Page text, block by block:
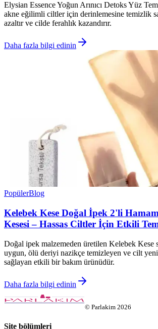
Elysian Essence Yoğun Arınıcı Detoks Yüz
akne eğilimli ciltler için derinlemesine temizlik
azaltır ve cilde ferahlık kazandırır.
Daha fazla bilgi edinin
PopülerBlog
Kelebek Kese Doğal İpek 2'li
Kesesi – Hassas Ciltler İçin Etkili
Doğal ipek malzemeden üretilen Kelebek Kese
uygun, ölü deriyi nazikçe temizleyen ve cilt
sağlayan etkili bir bakım ürünüdür.
Daha fazla bilgi edinin
© Parlakim 2026
Site bölümleri